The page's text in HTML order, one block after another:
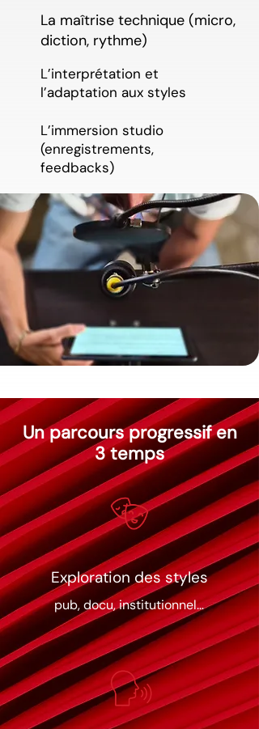
La maîtrise technique (micro,
diction, rythme)
L’interprétation et
l’adaptation aux styles
L’immersion studio
(enregistrements,
feedbacks)
Un parcours progressif en
3 temps
Exploration des styles
pub, docu, institutionnel…